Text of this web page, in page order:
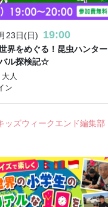
23日(日) 19:00
界をめぐる！昆虫ハンター
ル探検記☆
人
ン
ッズウィークエンド編集部